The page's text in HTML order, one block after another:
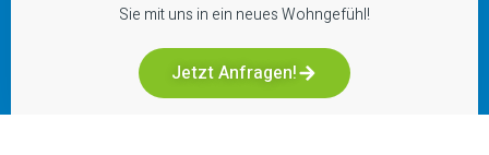
Sie mit uns in ein neues Wohngefühl!
Jetzt Anfragen!